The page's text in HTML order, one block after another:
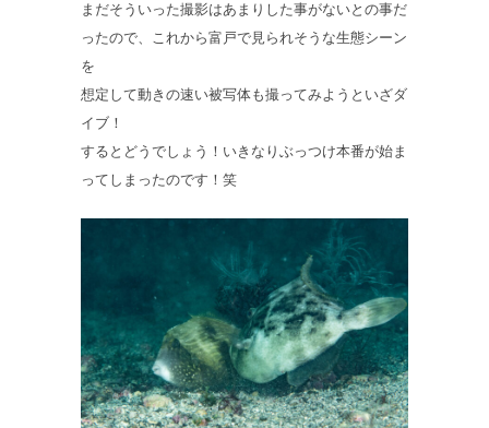
まだそういった撮影はあまりした事がないとの事だ
ったので、これから富戸で見られそうな生態シーン
を
想定して動きの速い被写体も撮ってみようといざダ
イブ！
するとどうでしょう！いきなりぶっつけ本番が始ま
ってしまったのです！笑